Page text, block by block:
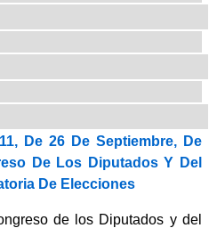
De 26 De Septiembre, De
De Los Diputados Y Del
De Elecciones
de los Diputados y del